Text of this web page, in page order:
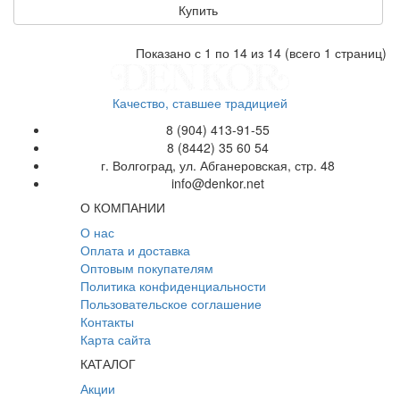
Купить
Показано с 1 по 14 из 14 (всего 1 страниц)
Качество, ставшее традицией
8 (904) 413-91-55
8 (8442) 35 60 54
г. Волгоград, ул. Абганеровская, стр. 48
info@denkor.net
О КОМПАНИИ
О нас
Оплата и доставка
Оптовым покупателям
Политика конфиденциальности
Пользовательское соглашение
Контакты
Карта сайта
КАТАЛОГ
Акции